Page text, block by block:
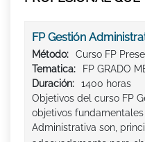
FP Gestión
Método:
Curso FP
Tematica:
FP GRADO
Duración:
1400 horas
Objetivos del curso FP
objetivos
Administrativa son,